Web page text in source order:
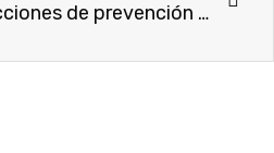
Autoridades y la ciudadanía deben fortalecer las acciones de prevención del cáncer